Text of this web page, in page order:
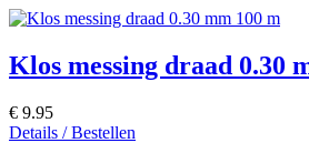
Klos messing draad 0.30
€ 9.95
Details / Bestellen